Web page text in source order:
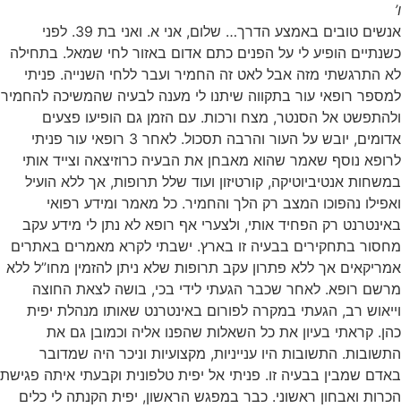
ו’
אנשים טובים באמצע הדרך… שלום, אני א. ואני בת 39. לפני
כשנתיים הופיע לי על הפנים כתם אדום באזור לחי שמאל. בתחילה
לא התרגשתי מזה אבל לאט זה החמיר ועבר ללחי השנייה. פניתי
למספר רופאי עור בתקווה שיתנו לי מענה לבעיה שהמשיכה להחמיר
ולהתפשט אל הסנטר, מצח ורכות. עם הזמן גם הופיעו פצעים
אדומים, יובש על העור והרבה תסכול. לאחר 3 רופאי עור פניתי
לרופא נוסף שאמר שהוא מאבחן את הבעיה כרוזיצאה וצייד אותי
במשחות אנטיביוטיקה, קורטיזון ועוד שלל תרופות, אך ללא הועיל
ואפילו נהפוכו המצב רק הלך והחמיר. כל מאמר ומידע רפואי
באינטרנט רק הפחיד אותי, ולצערי אף רופא לא נתן לי מידע עקב
מחסור בתחקירים בבעיה זו בארץ. ישבתי לקרא מאמרים באתרים
אמריקאים אך ללא פתרון עקב תרופות שלא ניתן להזמין מחו”ל ללא
מרשם רופא. לאחר שכבר הגעתי לידי בכי, בושה לצאת החוצה
וייאוש רב, הגעתי במקרה לפורום באינטרנט שאותו מנהלת יפית
כהן. קראתי בעיון את כל השאלות שהפנו אליה וכמובן גם את
התשובות. התשובות היו ענייניות, מקצועיות וניכר היה שמדובר
באדם שמבין בבעיה זו. פניתי אל יפית טלפונית וקבעתי איתה פגישת
הכרות ואבחון ראשוני. כבר במפגש הראשון, יפית הקנתה לי כלים